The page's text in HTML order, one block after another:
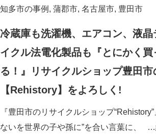
知多市の事例 , 蒲郡市, 名古屋市, 豊田市
冷蔵庫も洗濯機、エアコン、液
イクル法電化製品も『とにかく
る！』リサイクルショップ豊田市
【Rehistory】をよろしく!
『豊田市のリサイクルショップ
ないを世界の子や孫に”を合い言葉に、 …